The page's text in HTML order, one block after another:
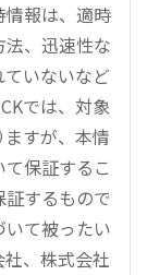
情報は、適時
、迅速性な
いないなど
では、対象
すが、本情
保証するこ
するもので
て被ったい
、株式会社